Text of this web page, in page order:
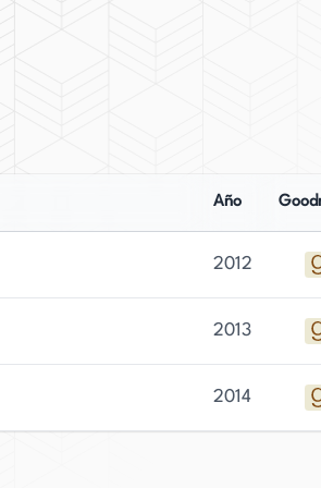
Año
2012
2013
2014